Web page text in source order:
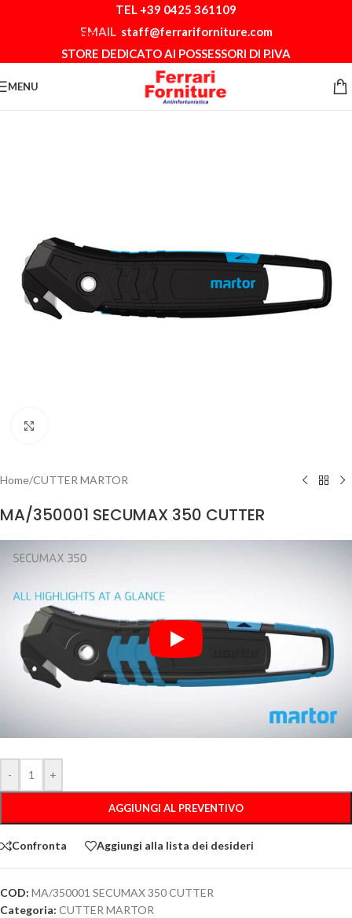
Skip to main content
TEL +39 0425 361109
EMAIL staff@ferrariforniture.com
STORE DEDICATO AI POSSESSORI DI P.IVA
MENU
Home/CUTTER MARTOR
MA/350001 SECUMAX 350 CUTTER
- +
AGGIUNGI AL PREVENTIVO
Confronta Aggiungi alla lista dei desideri
COD: MA/350001 SECUMAX 350 CUTTER
Categoria: CUTTER MARTOR